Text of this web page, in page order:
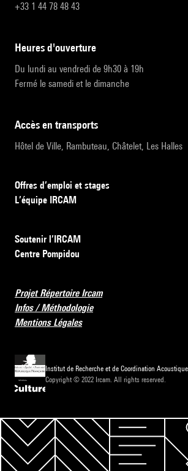
+33 1 44 78 48 43
heures d'ouverture
Du lundi au vendredi de 9h30 à 19h
Fermé le samedi et le dimanche
accès en transports
Hôtel de Ville, Rambuteau, Châtelet, Les Halles
Offres d’emploi et stages
L’équipe IRCAM
Soutenir l’IRCAM
Centre Pompidou
Projet Répertoire Ircam
Infos / Méthodologie
Mentions Légales
Institut de Recherche et de Coordination
Copyright © 2022 Ircam. All rights reserved.